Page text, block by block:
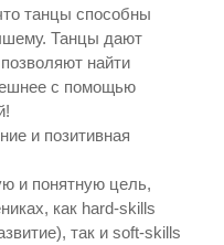
танцы способны
Танцы дают
найти
с помощью
и позитивная
и понятную цель,
как hard-skills
так и soft-skills